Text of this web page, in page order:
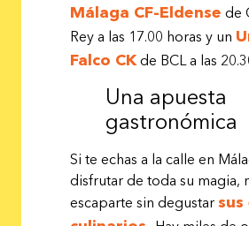
Málaga CF-Eldense de
Rey a las 17.00 horas y un
Falco CK de BCL a las
Una apuesta
gastronómica
Si te echas a la calle en
disfrutar de toda su magia,
escaparte sin degustar sus